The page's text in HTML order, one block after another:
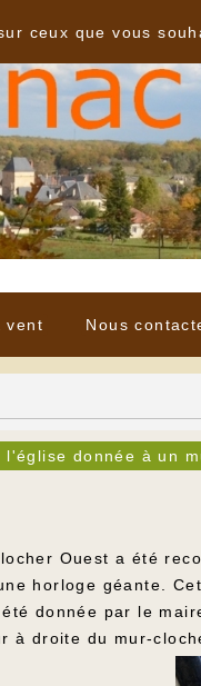
vent Nous
l'église donnée à un
Ouest a été
horloge géante.
donnée par le
à droite du mur-
ceux que vous